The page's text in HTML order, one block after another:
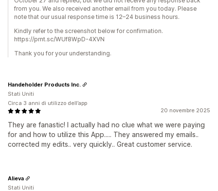
from you. We also received another email from you today. Please
note that our usual response time is 12–24 business hours.
Kindly refer to the screenshot below for confirmation.
https://prnt.sc/WUf8WpD-4XVN
Thank you for your understanding.
20 novembre 2025
They are fanastic! I actually had no clue what we were paying
for and how to utilize this App..... They answered my emails..
corrected my edits.. very quickly.. Great customer service.
Handeholder Products Inc.
Stati Uniti
Circa 3 anni di utilizzo dell’app
Alieva
Stati Uniti